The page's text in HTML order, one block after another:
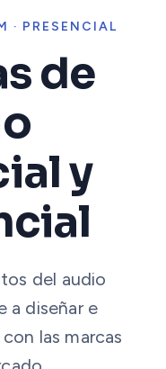
· PRESENCIAL
de
y
del audio
a diseñar e
las marcas